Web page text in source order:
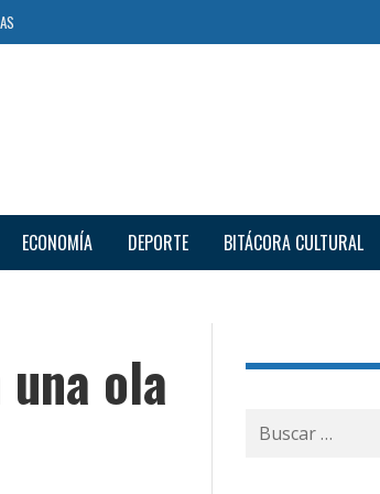
ECONOMÍA DEPORTE BITÁCORA CULTURAL
ola
Buscar
por: